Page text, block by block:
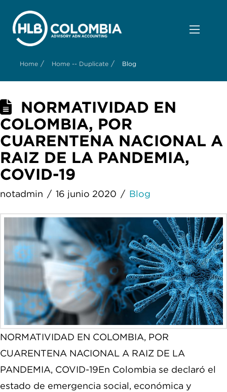
Home / Home -- Duplicate / Blog
NORMATIVIDAD EN
COLOMBIA, POR
CUARENTENA NACIONAL A
RAIZ DE LA PANDEMIA,
COVID-19
notadmin 16 junio 2020 Blog
NORMATIVIDAD EN COLOMBIA, POR
CUARENTENA NACIONAL A RAIZ DE LA
PANDEMIA, COVID-19En Colombia se declaró el
estado de emergencia social, económica y